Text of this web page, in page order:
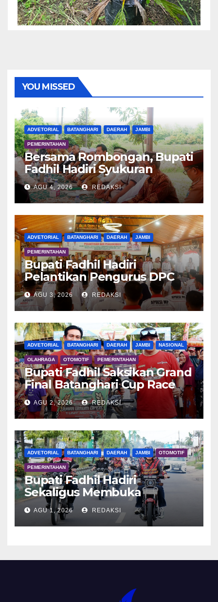
YOU MISSED
ADVETORIAL BATANGHARI DAERAH JAMBI
PEMERINTAHAN
Bersama Rombongan, Bupati
Fadhil Hadiri Syukuran
Tanam Padi di Terusan
AGU 4, 2026 REDAKSI
ADVETORIAL BATANGHARI DAERAH JAMBI
PEMERINTAHAN
Bupati Fadhil Hadiri
Pelantikan Pengurus DPC
APDESI MP
AGU 3, 2026 REDAKSI
ADVETORIAL BATANGHARI DAERAH JAMBI NASIONAL
OLAHRAGA OTOMOTIF PEMERINTAHAN
Bupati Fadhil Saksikan Grand
Final Batanghari Cup Race
2026
AGU 2, 2026 REDAKSI
ADVETORIAL BATANGHARI DAERAH JAMBI OTOMOTIF
PEMERINTAHAN
Bupati Fadhil Hadiri
Sekaligus Membuka
Kegiatan Batanghari King
Club
AGU 1, 2026 REDAKSI